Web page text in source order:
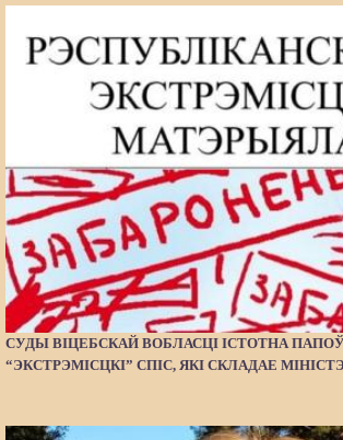
СУДЫ ВІЦЕБСКАЙ ВОБЛАСЦІ ІСТОТНА
“ЭКСТРЭМІСЦКІ” СПІС, ЯКІ СКЛАДАЕ